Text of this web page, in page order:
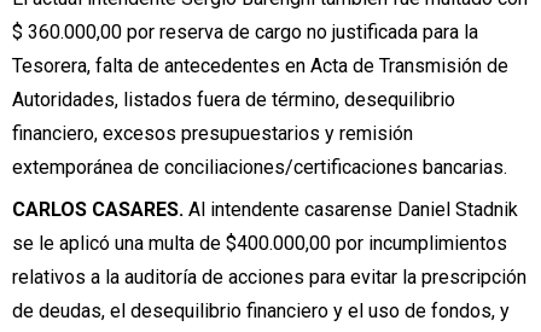
$ 360.000,00 por reserva de cargo no justificada para la
Tesorera, falta de antecedentes en Acta de Transmisión de
Autoridades, listados fuera de término, desequilibrio
financiero, excesos presupuestarios y remisión
extemporánea de conciliaciones/certificaciones bancarias.
CARLOS CASARES. Al intendente casarense Daniel Stadnik
se le aplicó una multa de $400.000,00 por incumplimientos
relativos a la auditoría de acciones para evitar la prescripción
de deudas, el desequilibrio financiero y el uso de fondos, y